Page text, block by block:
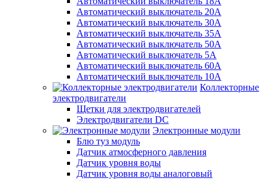
Автоматический выключатель 20А
Автоматический выключатель 30А
Автоматический выключатель 35А
Автоматический выключатель 50А
Автоматический выключатель 5А
Автоматический выключатель 60А
Автоматический выключатель 10А
Коллекторные
электродвигатели
Щетки для электродвигателей
Электродвигатели DC
Электронные модули
Блю туз модуль
Датчик атмосферного давления
Датчик уровня воды
Датчик уровня воды аналоговый